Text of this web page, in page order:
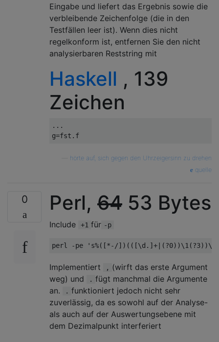
Eingabe und liefert das Ergebnis sowie die
verbleibende Zeichenfolge (die in den
Testfällen leer ist). Wenn dies nicht
regelkonform ist, entfernen Sie den nicht
analysierbaren Reststring mit
Haskell , 139
Zeichen
...
g=fst . f
hörte auf, sich gegen den Uhrzeigersinn zu drehen
quelle
0 Perl, 64 53 Bytes
Include +1 für -p
Implementiert , (wirft das erste Argument
weg) und
. fügt manchmal die Argumente
an.
. funktioniert jedoch nicht sehr
zuverlässig, da es sowohl auf der Analyse-
als auch auf der Auswertungsebene mit
dem Dezimalpunkt interferiert